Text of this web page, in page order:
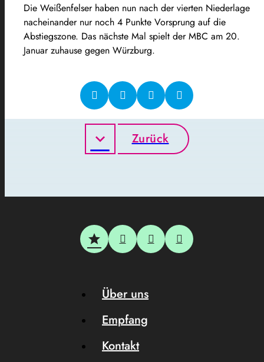
Die Weißenfelser haben nun nach der vierten Niederlage
nacheinander nur noch 4 Punkte Vorsprung auf die
Abstiegszone. Das nächste Mal spielt der MBC am 20.
Januar zuhause gegen Würzburg.
Zurück
Über uns
Empfang
Kontakt